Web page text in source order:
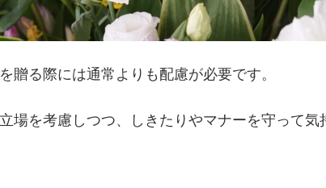
贈る際には通常よりも配慮が必要です。
場を考慮しつつ、しきたりやマナーを守って気